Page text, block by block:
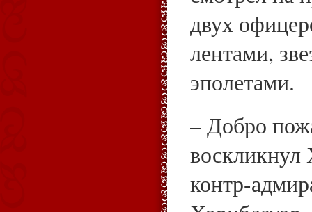
двух
лентами,
эполетами.
– Добро
воскликнул
контр-